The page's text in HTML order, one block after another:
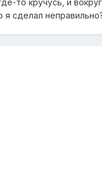
то кручусь, и
я сделал